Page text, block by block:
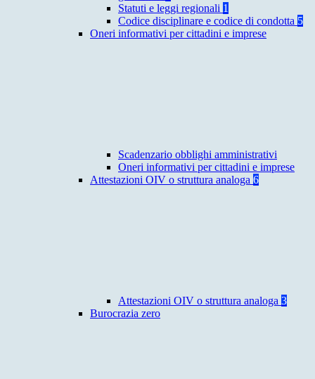
Statuti e leggi regionali 1
Codice disciplinare e codice di condotta 5
Oneri informativi per cittadini e imprese
Scadenzario obblighi amministrativi
Oneri informativi per cittadini e imprese
Attestazioni OIV o struttura analoga 6
Attestazioni OIV o struttura analoga 3
Burocrazia zero